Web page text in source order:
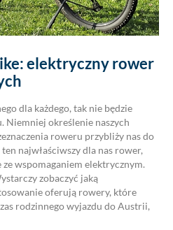
elektryczny rower
dla każdego, tak nie będzie
Niemniej określenie naszych
roweru przybliży nas do
najwłaściwszy dla nas rower,
wspomaganiem elektrycznym.
zobaczyć jaką
oferują rowery, które
rodzinnego wyjazdu do Austrii,